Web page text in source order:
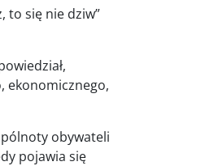
to się nie dziw”
ekonomicznego,
obywateli
pojawia się